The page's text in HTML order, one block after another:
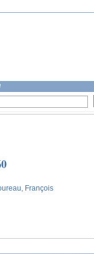
François